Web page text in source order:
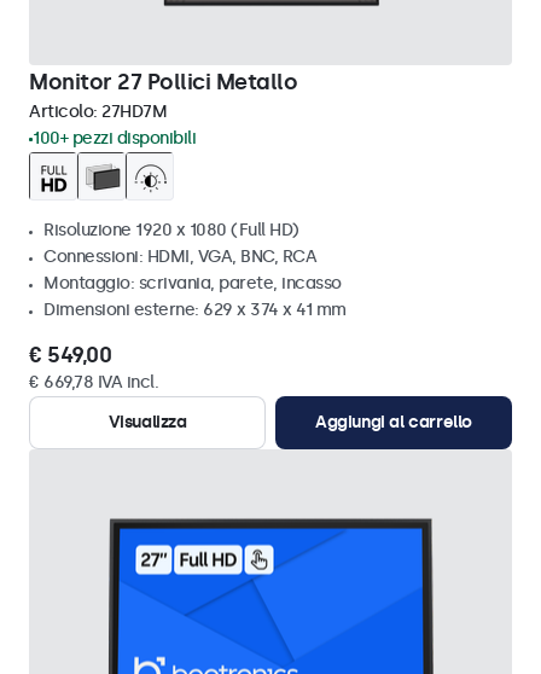
Monitor 27 Pollici Metallo
Articolo: 27HD7M
100+ pezzi disponibili
Risoluzione 1920 x 1080 (Full HD)
Connessioni: HDMI, VGA, BNC, RCA
Montaggio: scrivania, parete, incasso
Dimensioni esterne: 629 x 374 x 41 mm
€ 549,00
€ 669,78 IVA incl.
Visualizza
Aggiungi al carrello